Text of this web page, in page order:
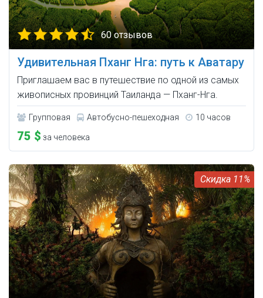
60 отзывов
Удивительная Пханг Нга: путь к Аватару
Приглашаем вас в путешествие по одной из самых
живописных провинций Таиланда — Пханг-Нга.
Групповая Автобусно-пешеходная 10 часов
75 $ за человека
11%